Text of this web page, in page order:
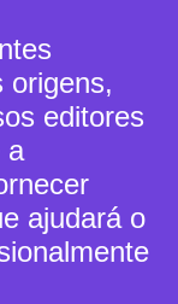
origens,
editores
a
ajudará o